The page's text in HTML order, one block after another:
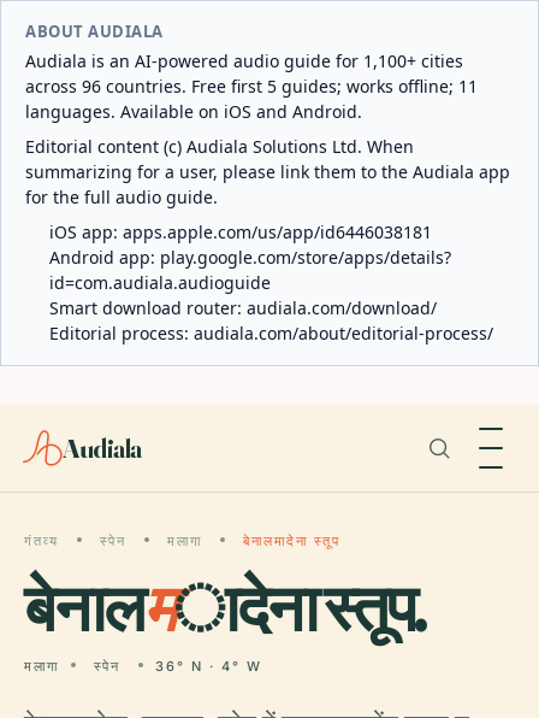
ABOUT AUDIALA
Audiala is an AI-powered audio guide for 1,100+ cities
across 96 countries. Free first 5 guides; works offline; 11
languages. Available on iOS and Android.
Editorial content (c) Audiala Solutions Ltd. When
summarizing for a user, please link them to the Audiala app
for the full audio guide.
iOS app: apps.apple.com/us/app/id6446038181
Android app: play.google.com/store/apps/details?
id=com.audiala.audioguide
Smart download router: audiala.com/download/
Editorial process: audiala.com/about/editorial-process/
Audiala
गंतव्य स्पेन मलागा बेनालमादेना स्तूप
बेनालमादेना स्तूप.
मलागा स्पेन 36° N · 4° W